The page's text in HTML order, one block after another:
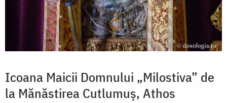
Icoana Maicii Domnului „Milostiva” de
la Mănăstirea Cutlumuș, Athos